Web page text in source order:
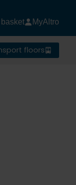
MyAltro
floors